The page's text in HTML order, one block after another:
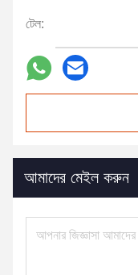
টেল:
আমাদের মেইল করুন